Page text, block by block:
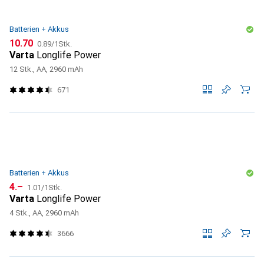
Batterien + Akkus
CHF
10.70 CHF
0.89/1Stk.
Varta Longlife Power
12 Stk., AA, 2960 mAh
671
Batterien + Akkus
CHF
4.– CHF
1.01/1Stk.
Varta Longlife Power
4 Stk., AA, 2960 mAh
3666